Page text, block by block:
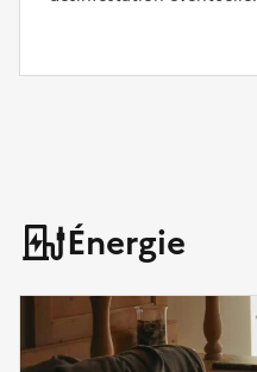
Énergie